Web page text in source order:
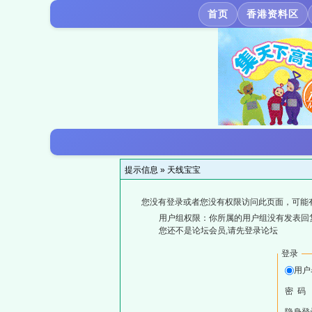
首页 香港资料区
提示信息 » 天线宝宝
您没有登录或者您没有权限访问此页面，可能
用户组权限：你所属的用户组没有发表回
您还不是论坛会员,请先登录论坛
登录
用
密 码